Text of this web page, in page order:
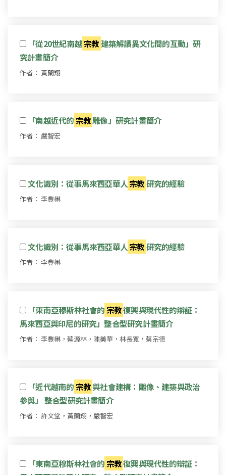
「從20世紀南越宗教 建築解讀異文化間的互動」研
究計畫簡介
作者： 黃蘭翔
「南越近代的 宗教雕像」研究計畫簡介
作者： 嚴智宏
文化識別：從事馬來西亞華人 宗教研究的經驗
作者： 李豐楙
文化識別：從事馬來西亞華人 宗教研究的經驗
作者： 李豐楙
「東南亞穆斯林社會的 宗教復興與現代性的辯証：
馬來西亞與印尼的研究」整合型研究計畫簡介
作者： 李豐楙，蔡源林，陳美華，林長寬，蔡宗德
「近代越南的 宗教與社會建構：雕像、建築與政治
參與」 整合型研究計畫簡介
作者： 許文堂，黃蘭翔，嚴智宏
「東南亞穆斯林社會的 宗教復興與現代性的辯証：